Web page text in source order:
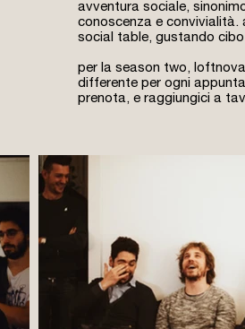
avventura sociale,
conoscenza e convivialità.
social table, gustando
per la season two,
differente per ogni
prenota, e raggiungici a